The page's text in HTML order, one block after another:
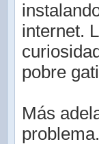
internet.
pobre
Más